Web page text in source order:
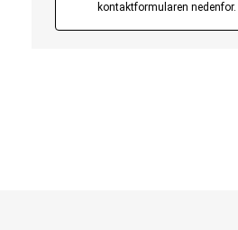
kontaktformularen nedenfor.